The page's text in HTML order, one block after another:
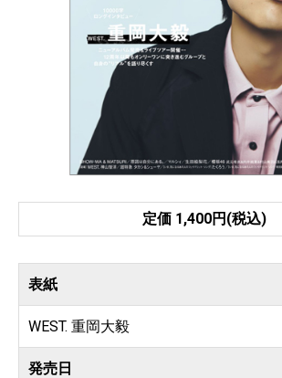
定価 1,400円(税込)
表紙
WEST. 重岡大毅
発売日